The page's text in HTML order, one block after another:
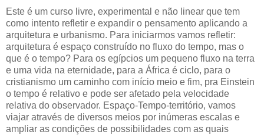
Este é um curso livre, experimental e não linear que tem
como intento refletir e expandir o pensamento aplicando a
arquitetura e urbanismo. Para iniciarmos vamos refletir:
arquitetura é espaço construído no fluxo do tempo, mas o
que é o tempo? Para os egípcios um pequeno fluxo na terra
e uma vida na eternidade, para a África é ciclo, para o
cristianismo um caminho com início meio e fim, pra Einstein
o tempo é relativo e pode ser afetado pela velocidade
relativa do observador. Espaço-Tempo-território, vamos
viajar através de diversos meios por inúmeras escalas e
ampliar as condições de possibilidades com as quais